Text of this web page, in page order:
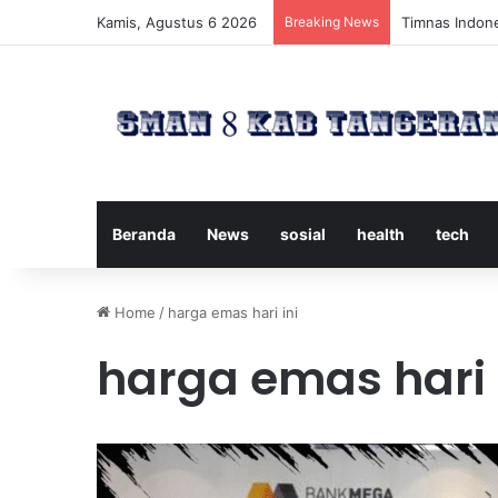
Kamis, Agustus 6 2026 Breaking News Timnas
Beranda News sosial health tech
Home / harga emas hari ini
harga emas hari